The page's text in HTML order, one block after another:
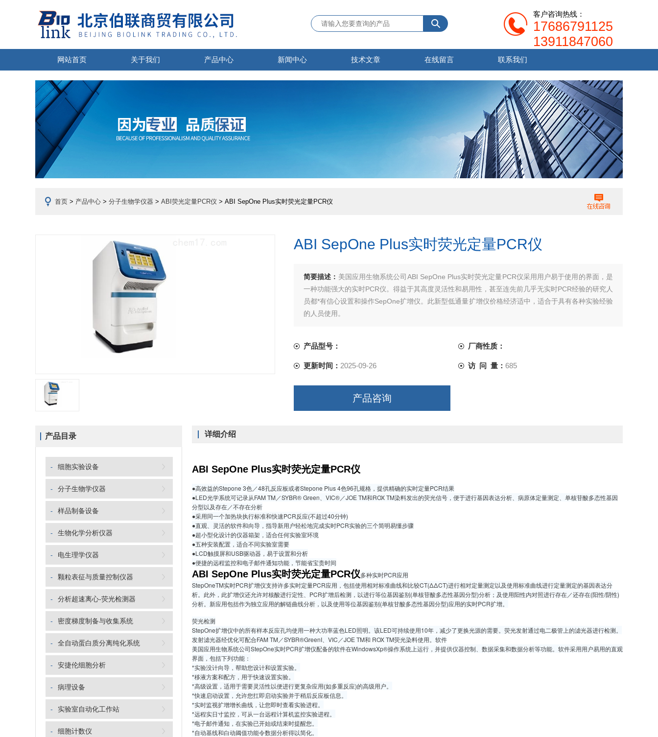
客户咨询热线：
17686791125
13911847060
网站首页 关于我们 产品中心 新闻中心 技术文章 在线留言 联系我们
首页 > 产品中心 > 分子生物学仪器 > ABI荧光定量PCR仪 > ABI SepOne Plus实时荧光定量PCR仪
ABI SepOne Plus实时荧光定量PCR仪
简要描述： 美国应用生物系统公司ABI SepOne Plus实时荧光定量PCR仪采用用户易于使用的界面，是
一种功能强大的实时PCR仪。得益于其高度灵活性和易用性，甚至连先前几乎无实时PCR经验的研究人
员都*有信心设置和操作SepOne扩增仪。此新型低通量扩增仪价格经济适中，适合于具有各种实验经验
的人员使用。
产品型号： 厂商性质：
更新时间： 2025-09-26 访 问 量： 685
产品咨询
产品目录
- 细胞实验设备
- 分子生物学仪器
- 样品制备设备
- 生物化学分析仪器
- 电生理学仪器
- 颗粒表征与质量控制仪器
- 分析超速离心-荧光检测器
- 密度梯度制备与收集系统
- 全自动蛋白质分离纯化系统
- 安捷伦细胞分析
- 病理设备
- 实验室自动化工作站
- 细胞计数仪
详细介绍
ABI SepOne Plus实时荧光定量PCR仪
●高效益的Stepone 3色／48孔反应板或者Stepone Plus 4色96孔规格，提供精确的实时定量PCR结果
●LED光学系统可记录从FAM TM／SYBR® Green、VIC®／JOE TM和ROX TM染料发出的荧光信号，便于进行基因表达分析、病原体定量测定、单核苷酸多态性基因
分型以及存在／不存在分析
●采用同一个加热块执行标准和快速PCR反应(不超过40分钟)
●直观、灵活的软件和向导，指导新用户轻松地完成实时PCR实验的三个简明易懂步骤
●超小型化设计的仪器箱架，适合任何实验室环境
●五种安装配置，适合不同实验室需要
●LCD触摸屏和USB驱动器，易于设置和分析
●便捷的远程监控和电子邮件通知功能，节能省宝贵时间
ABI SepOne Plus实时荧光定量PCR仪多种实时PCR应用
StepOneTM实时PCR扩增仪支持许多实时定量PCR应用，包括使用相对标准曲线和比较CT(ΔΔCT)进行相对定量测定以及使用标准曲线进行定量测定的基因表达分
析。此外，此扩增仪还允许对核酸进行定性、PCR扩增后检测，以进行等位基因鉴别(单核苷酸多态性基因分型)分析；及使用阳性内对照进行存在／还存在(阳性/阴性)
分析。新应用包括作为独立应用的解链曲线分析，以及使用等位基因鉴别(单核甘酸多态性基因分型)应用的实时PCR扩增。
荧光检测
StepOne扩增仪中的所有样本反应孔均使用一种大功率蓝色LED照明。该LED可持续使用10年，减少了更换光源的需要。荧光发射通过电二极管上的滤光器进行检测。
发射滤光器经优化可配合FAM TM／SYBR®GreenI、VIC／JOE TM和 ROX TM荧光染料使用。软件
美国应用生物系统公司StepOne实时PCR扩增仪配备的软件在WindowsXp®操作系统上运行，并提供仪器控制、数据采集和数据分析等功能。软件采用用户易用的直观
界面，包括下列功能：
*实验没计向导，帮助您设计和设置实验。
*移液方案和配方，用于快速设置实验。
*高级设置，适用于需要灵活性以便进行更复杂应用(如多重反应)的高级用户。
*快速启动设置，允许您扛即启动实验并于稍后反应板信息。
*实时监视扩增增长曲线，让您即时查看实验进程。
*远程实日寸监控，可从一台远程计算机监控实验进程。
*电子邮件通知，在实验已开始或结束时提醒您。
*自动基线和白动阈值功能令数据分析得以简化。